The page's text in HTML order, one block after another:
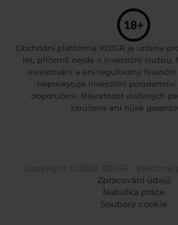
Obchodní platforma XDIGR je určena
let, přičemž nejde o investiční službu,
investování a ani regulovaný finanční
neposkytuje investiční
doporučení. Návratnost vložených
zaručena ani nijak
Zpracování údajů
Nabídka práce
Soubory cookie